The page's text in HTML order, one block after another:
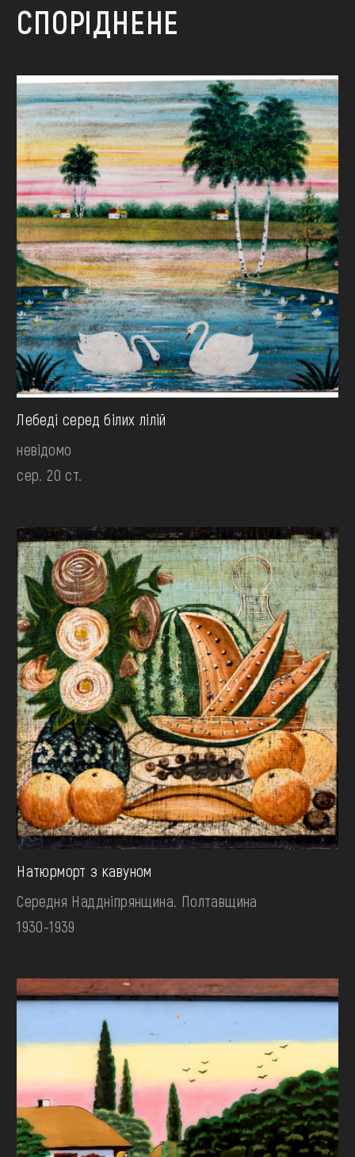
СПОРІДНЕНЕ
Лебеді серед білих лілій
невідомо
сер. 20 ст.
Натюрморт з кавуном
Середня Наддніпрянщина. Полтавщина
1930-1939